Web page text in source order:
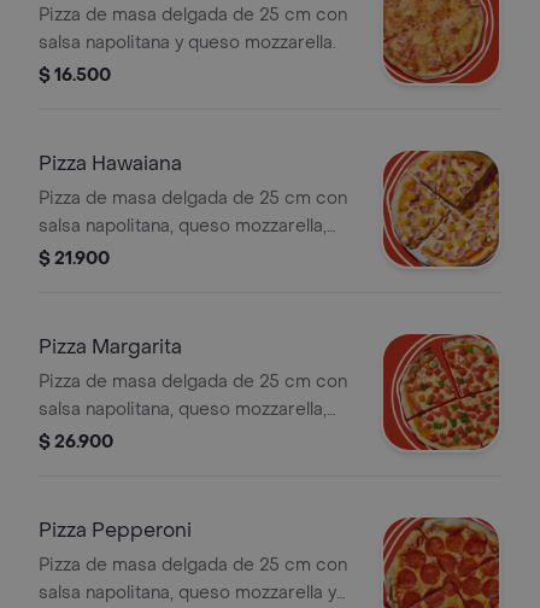
Pizza de masa delgada de 25 cm con
salsa napolitana y queso mozzarella.
$ 16.500
Pizza Hawaiana
Pizza de masa delgada de 25 cm con
salsa napolitana, queso mozzarella,
jamon de cerdo y piña.
$ 21.900
Pizza Margarita
Pizza de masa delgada de 25 cm con
salsa napolitana, queso mozzarella,
tomate y albahaca.
$ 26.900
Pizza Pepperoni
Pizza de masa delgada de 25 cm con
salsa napolitana, queso mozzarella y